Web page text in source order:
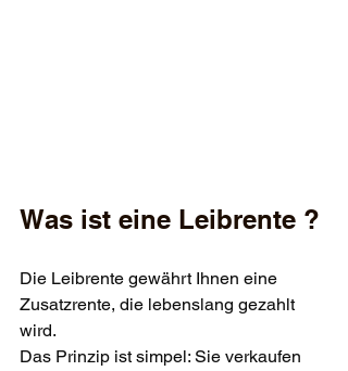
Was ist eine Leibrente ?
Die Leibrente gewährt Ihnen eine
Zusatzrente, die lebenslang gezahlt
wird.
Das Prinzip ist simpel: Sie verkaufen